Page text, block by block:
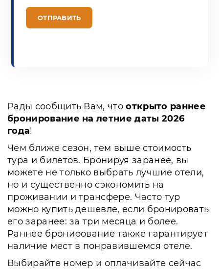
ОТПРАВИТЬ
Рады сообщить Вам, чтооткрыто раннее
бронирование на летние даты 2026
года!
Чем ближе сезон, тем выше стоимость
тура и билетов. Бронируя заранее, вы
можете не только выбрать лучшие отели,
но и существенно сэкономить на
проживании и трансфере. Часто тур
можно купить дешевле, если бронировать
его заранее: за три месяца и более.
Раннее бронирование также гарантирует
наличие мест в понравившемся отеле.
Выбирайте номер и оплачивайте сейчас